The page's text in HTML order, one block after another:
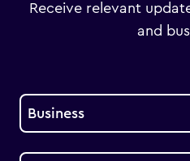
Receive relevant
and
Business